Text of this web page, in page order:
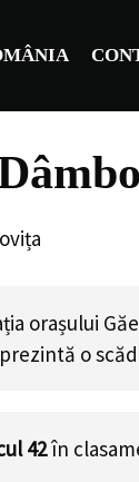
orașului
o
42în